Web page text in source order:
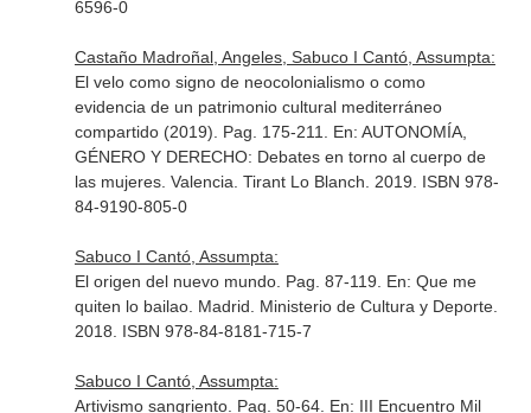
6596-0
Castaño Madroñal, Angeles, Sabuco I Cantó, Assumpta:
El velo como signo de neocolonialismo o como
evidencia de un patrimonio cultural mediterráneo
compartido (2019). Pag. 175-211. En: AUTONOMÍA,
GÉNERO Y DERECHO: Debates en torno al cuerpo de
las mujeres. Valencia. Tirant Lo Blanch. 2019. ISBN 978-
84-9190-805-0
Sabuco I Cantó, Assumpta:
El origen del nuevo mundo. Pag. 87-119. En: Que me
quiten lo bailao. Madrid. Ministerio de Cultura y Deporte.
2018. ISBN 978-84-8181-715-7
Sabuco I Cantó, Assumpta:
Artivismo sangriento. Pag. 50-64. En: III Encuentro Mil